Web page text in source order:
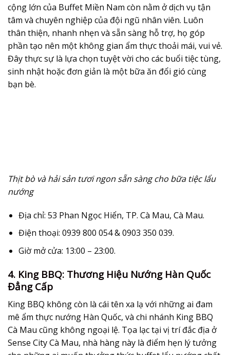
cộng lớn của Buffet Miền Nam còn nằm ở dịch vụ tận
tâm và chuyên nghiệp của đội ngũ nhân viên. Luôn
thân thiện, nhanh nhẹn và sẵn sàng hỗ trợ, họ góp
phần tạo nên một không gian ẩm thực thoải mái, vui vẻ.
Đây thực sự là lựa chọn tuyệt vời cho các buổi tiệc tùng,
sinh nhật hoặc đơn giản là một bữa ăn đổi gió cùng
bạn bè.
Thịt bò và hải sản tươi ngon sẵn sàng cho bữa tiệc lẩu
nướng
Địa chỉ: 53 Phan Ngọc Hiển, TP. Cà Mau, Cà Mau.
Điện thoại: 0939 800 054 & 0903 350 039.
Giờ mở cửa: 13:00 – 23:00.
4. King BBQ: Thương Hiệu Nướng Hàn Quốc
Đẳng Cấp
King BBQ không còn là cái tên xa lạ với những ai đam
mê ẩm thực nướng Hàn Quốc, và chi nhánh King BBQ
Cà Mau cũng không ngoại lệ. Tọa lạc tại vị trí đắc địa ở
Sense City Cà Mau, nhà hàng này là điểm hẹn lý tưởng